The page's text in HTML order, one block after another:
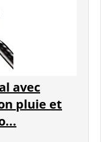
avec
pluie et